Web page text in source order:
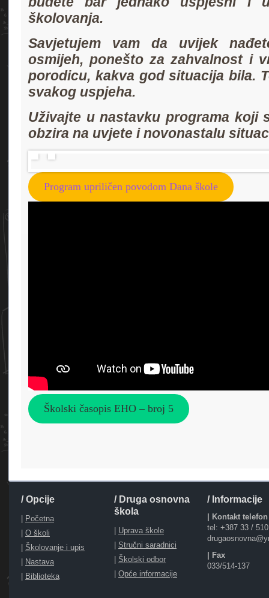
školovanja.
Savjetujem vam da uvijek
osmijeh, ponešto za zahvalnost i
porodicu, kakva god situacija bila.
svakog uspjeha.
Uživajte u nastavku programa koji
obzira na uvjete i novonastalu
Program upriličen povodom Dana škole
Školski časopis EHO – broj 5
/ Opcije
Početna
O školi
Školovanje i upis
Nastava
Biblioteka
/ Druga osnovna
škola
Uprava škole
Stručni saradnici
Školski odbor
Opće informacije
/ Informacije
| Kontakt telefon
tel: +387 33 /
| Fax
033/514-137